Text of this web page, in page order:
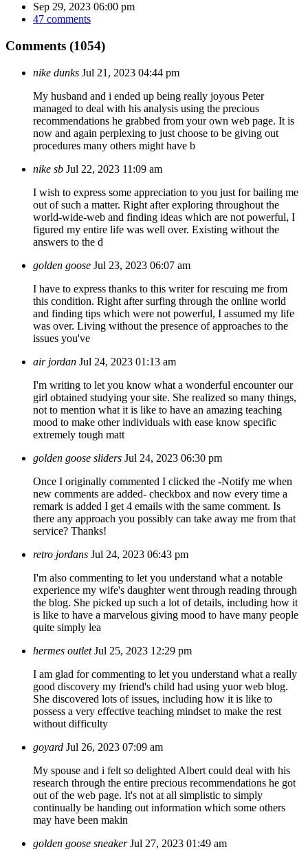
Sep 29, 2023 06:00 pm
47 comments
Comments (1054)
nike dunks Jul 21, 2023 04:44 pm
My husband and i ended up being really joyous Peter
managed to deal with his analysis using the precious
recommendations he grabbed from your own web page. It is
now and again perplexing to just choose to be giving out
procedures many others might have b
nike sb Jul 22, 2023 11:09 am
I wish to express some appreciation to you just for bailing me
out of such a matter. Right after exploring throughout the
world-wide-web and finding ideas which are not powerful, I
figured my entire life was well over. Existing without the
answers to the d
golden goose Jul 23, 2023 06:07 am
I have to express thanks to this writer for rescuing me from
this condition. Right after surfing through the online world
and finding tips which were not powerful, I assumed my life
was over. Living without the presence of approaches to the
issues you've
air jordan Jul 24, 2023 01:13 am
I'm writing to let you know what a wonderful encounter our
girl obtained studying your site. She realized so many things,
not to mention what it is like to have an amazing teaching
mood to make other individuals with ease know specific
extremely tough matt
golden goose sliders Jul 24, 2023 06:30 pm
Once I originally commented I clicked the -Notify me when
new comments are added- checkbox and now every time a
remark is added I get 4 emails with the same comment. Is
there any approach you possibly can take away me from that
service? Thanks!
retro jordans Jul 24, 2023 06:43 pm
I'm also commenting to let you understand what a notable
experience my wife's daughter went through reading through
the blog. She picked up such a lot of details, including how it
is like to have a marvelous giving mood to have many people
quite simply lea
hermes outlet Jul 25, 2023 12:29 pm
I am glad for commenting to let you understand what a really
good discovery my friend's child had using yuor web blog.
She discovered lots of issues, including how it is like to
possess a very effective teaching mindset to make the rest
without difficulty
goyard Jul 26, 2023 07:09 am
My spouse and i felt so delighted Albert could deal with his
research through the entire precious recommendations he got
out of the web page. It's not at all simplistic to simply
continually be handing out information which some others
may have been makin
golden goose sneaker Jul 27, 2023 01:49 am